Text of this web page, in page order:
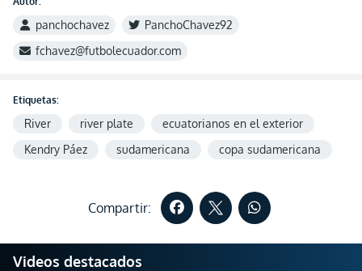
panchochavez
PanchoChavez92
fchavez@futbolecuador.com
Etiquetas:
River river plate
ecuatorianos en el exterior
Kendry Páez
sudamericana copa sudamericana
Compartir:
Videos destacados